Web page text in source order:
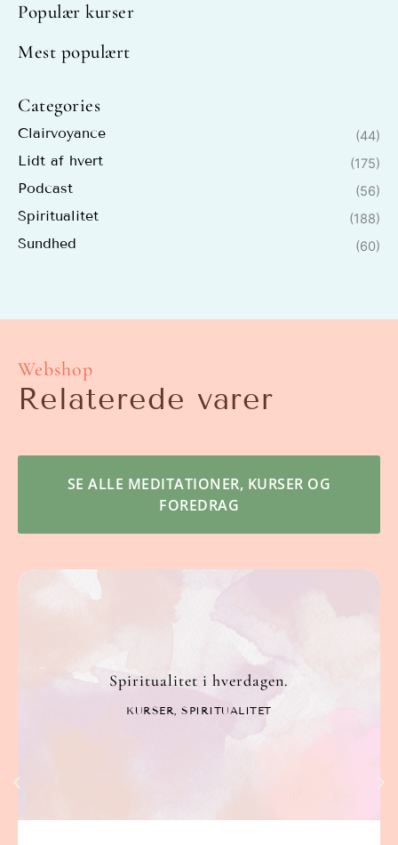
Populær kurser
Mest populært
Categories
Clairvoyance (44)
Lidt af hvert (175)
Podcast (56)
Spiritualitet (188)
Sundhed (60)
Webshop
Relaterede varer
SE ALLE MEDITATIONER, KURSER OG
FOREDRAG
Spiritualitet i hverdagen.
KURSER ,SPIRITUALITET